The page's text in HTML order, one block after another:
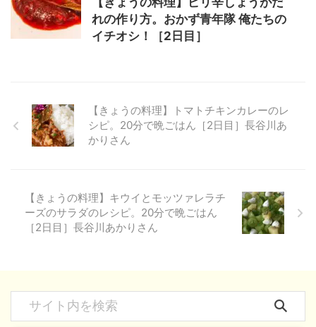
れの作り方。おかず青年隊 俺たちの
イチオシ！［2日目］
【きょうの料理】トマトチキンカレーのレ
シピ。20分で晩ごはん［2日目］長谷川あ
かりさん
【きょうの料理】キウイとモッツァレラチ
ーズのサラダのレシピ。20分で晩ごはん
［2日目］長谷川あかりさん